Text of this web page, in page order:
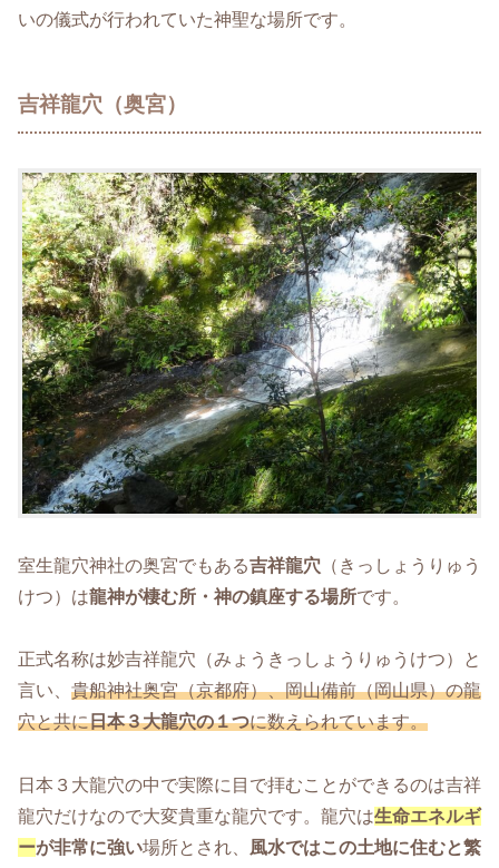
いの儀式が行われていた神聖な場所です。
吉祥龍穴（奥宮）
室生龍穴神社の奥宮でもある吉祥龍穴 （きっしょうりゅう
けつ）は龍神が棲む所・神の鎮座する場所です。
正式名称は妙吉祥龍穴（みょうきっしょうりゅうけつ）と
言い、 貴船神社奥宮（京都府）、岡山備前（岡山県）の龍
穴と共に日本３大龍穴の１つに数えられています。
日本３大龍穴の中で実際に目で拝むことができるのは吉祥
龍穴だけなので大変貴重な龍穴です。龍穴は生命エネルギ
ーが非常に強い場所とされ、
風水ではこの土地に住むと繁